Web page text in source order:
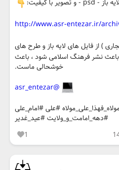
http://www.asr-entezar.ir/
) از فایل های لایه باز و طرح های
باعث نشر فرهنگ اسلامی شود ، باعث
خوشحالی ماست.
@asr_entezar
#علی #امام_علی
#دهه_امامت_و_ولایت #عید_غدیر
1